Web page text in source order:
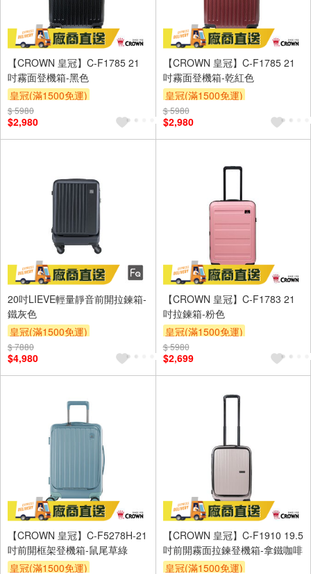
【CROWN 皇冠】C-F1785 21
吋霧面登機箱-黑色
皇冠(滿1500免運)
$ 5980
$2,980
【CROWN 皇冠】C-F1785 21
吋霧面登機箱-乾紅色
皇冠(滿1500免運)
$ 5980
$2,980
20吋LIEVE輕量靜音前開拉鍊箱-
鐵灰色
皇冠(滿1500免運)
$ 7880
$4,980
【CROWN 皇冠】C-F1783 21
吋拉鍊箱-粉色
皇冠(滿1500免運)
$ 5980
$2,699
【CROWN 皇冠】C-F5278H-21
吋前開框架登機箱-鼠尾草綠
皇冠(滿1500免運)
【CROWN 皇冠】C-F1910 19.5
吋前開霧面拉鍊登機箱-拿鐵咖啡
皇冠(滿1500免運)